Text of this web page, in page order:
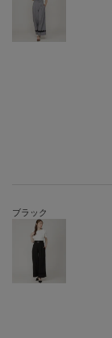
ブラック